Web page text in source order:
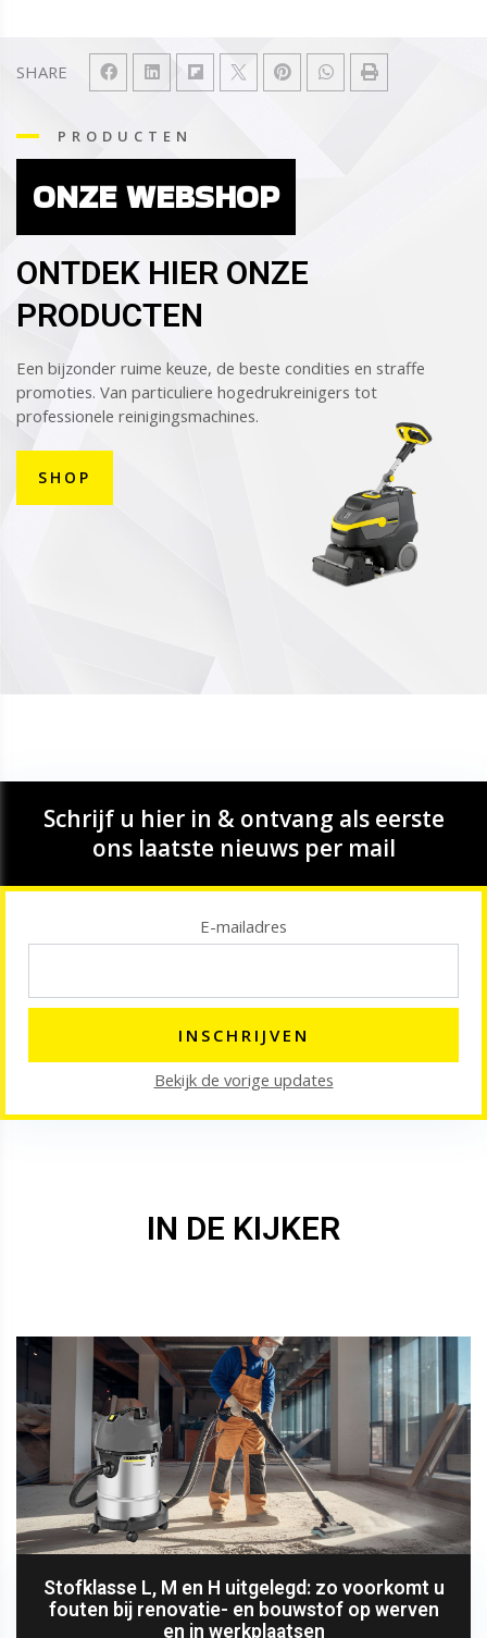
SHARE
PRODUCTEN
ONZE WEBSHOP
ONTDEK HIER ONZE
PRODUCTEN
Een bijzonder ruime keuze, de beste condities en straffe
promoties. Van particuliere hogedrukreinigers tot
professionele reinigingsmachines.
SHOP
Schrijf u hier in & ontvang als eerste
ons laatste nieuws per mail
E-mailadres
Bekijk de vorige updates
IN DE KIJKER
Stofklasse L, M en H uitgelegd: zo voorkomt u
fouten bij renovatie- en bouwstof op werven
en in werkplaatsen